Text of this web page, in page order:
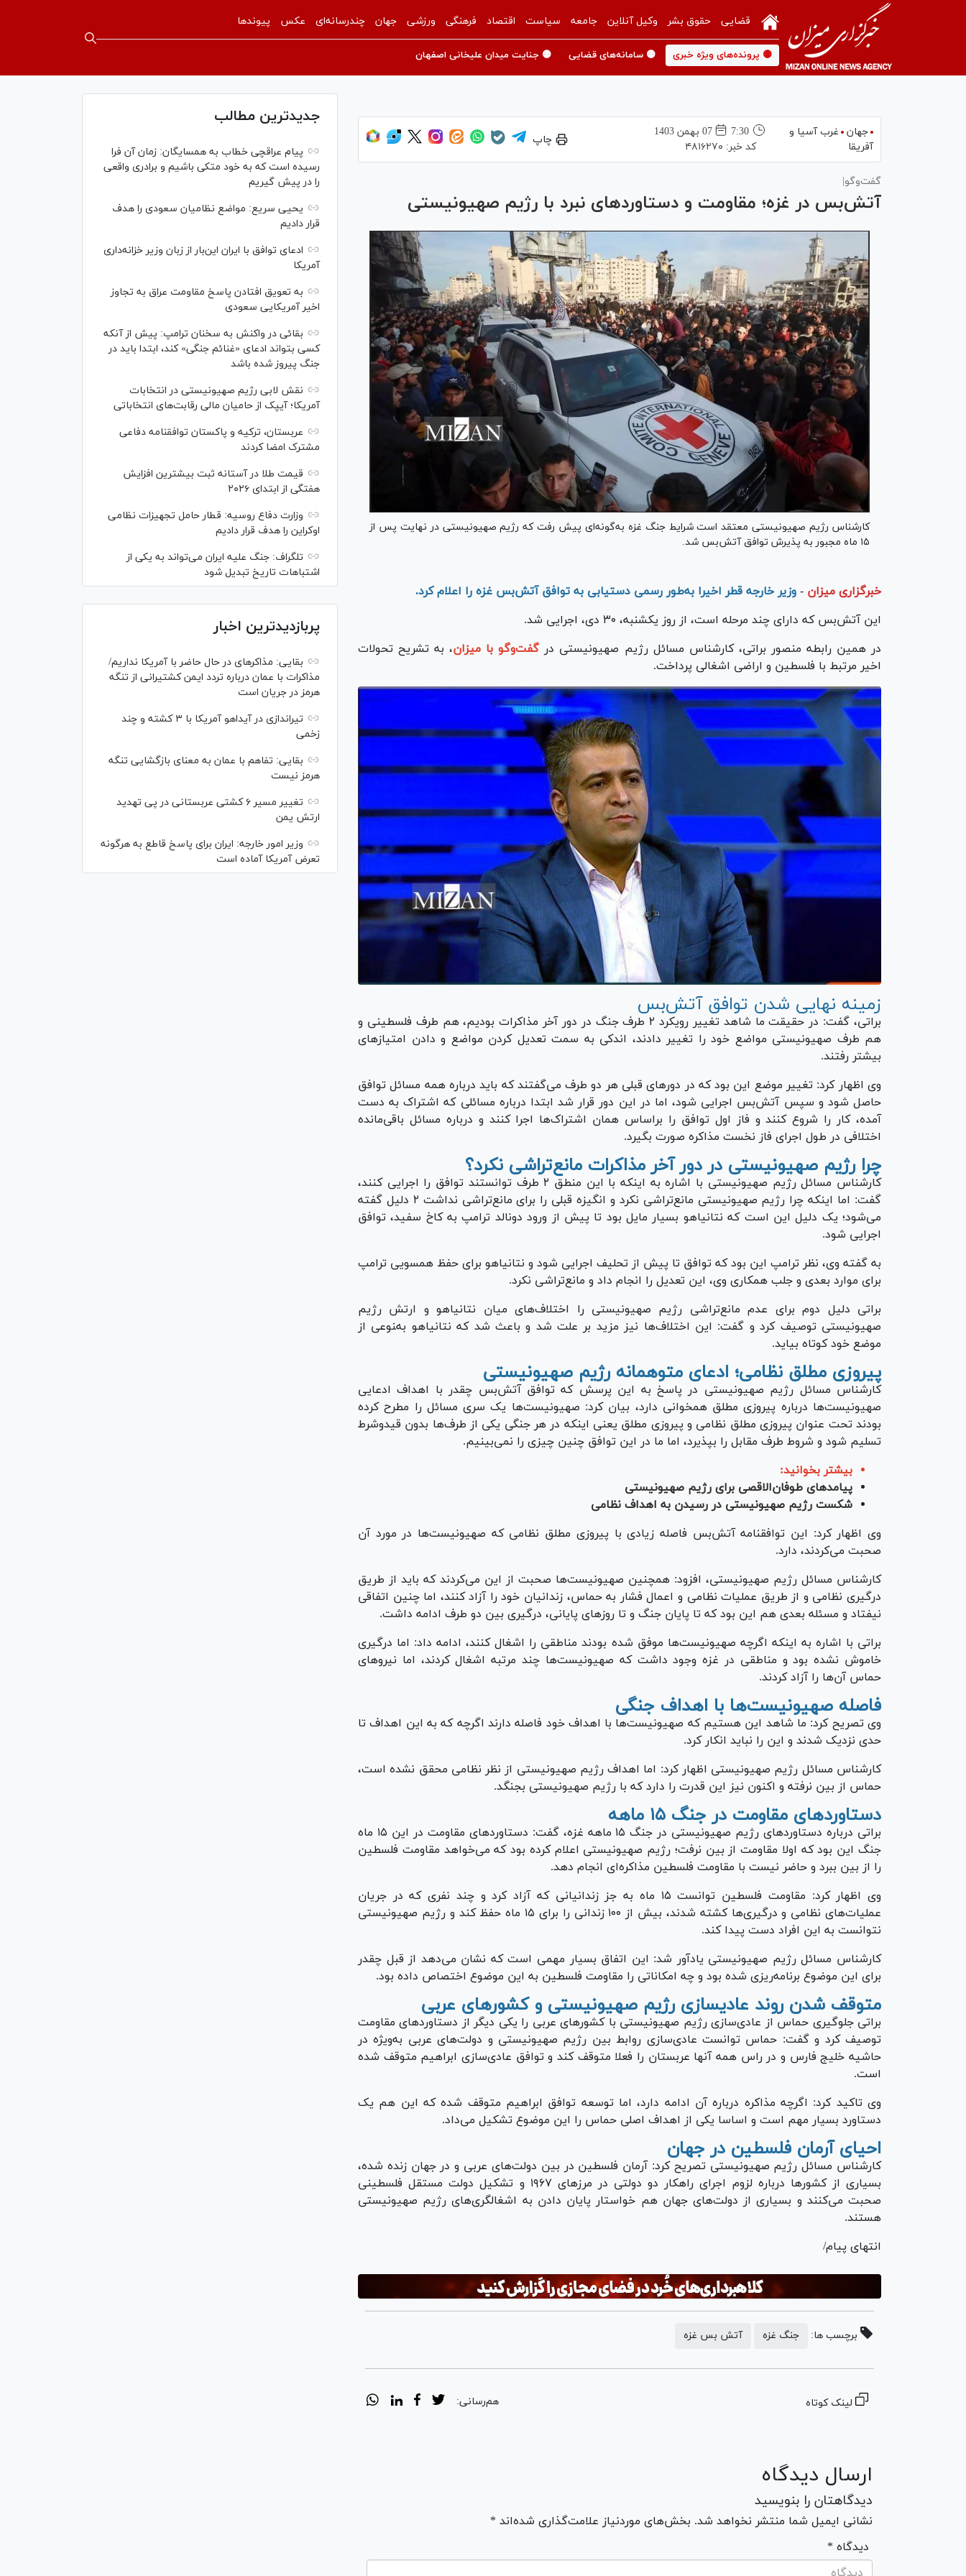
قضایی حقوق بشر وکیل آنلاین جامعه سیاست اقتصاد فرهنگی ورزشی جهان چندرسانه‌ای عکس پیوندها
🟡 پرونده‌های ویژه خبری 🟡 سامانه‌های قضایی 🟡 جنایت میدان علیخانی اصفهان
جهان
غرب آسیا و
آفریقا
7:30
07 بهمن 1403
کد خبر: ۴۸۱۶۲۷۰
چاپ
گفت‌وگو|
آتش‌بس در غزه؛ مقاومت و دستاوردهای نبرد با رژیم صهیونیستی
کارشناس رژیم صهیونیستی معتقد است شرایط جنگ غزه به‌گونه‌ای پیش رفت که رژیم صهیونیستی در نهایت پس از
۱۵ ماه مجبور به پذیرش توافق آتش‌بس شد.
خبرگزاری میزان - وزیر خارجه قطر اخیرا به‌طور رسمی دستیابی به توافق آتش‌بس غزه را اعلام کرد.
این آتش‌بس که دارای چند مرحله است، از روز یکشنبه، ۳۰ دی، اجرایی شد.
در همین رابطه منصور براتی، کارشناس مسائل رژیم صهیونیستی درگفت‌و‌گو با میزان، به تشریح تحولات
اخیر مرتبط با فلسطین و اراضی اشغالی پرداخت.
زمینه نهایی شدن توافق آتش‌بس
براتی، گفت: در حقیقت ما شاهد تغییر رویکرد ۲ طرف جنگ در دور آخر مذاکرات بودیم، هم طرف فلسطینی و
هم طرف صهیونیستی مواضع خود را تغییر دادند، اندکی به سمت تعدیل کردن مواضع و دادن امتیاز‌های
بیشتر رفتند.
وی اظهار کرد: تغییر موضع این بود که در دور‌های قبلی هر دو طرف می‌گفتند که باید درباره همه مسائل توافق
حاصل شود و سپس آتش‌بس اجرایی شود، اما در این دور قرار شد ابتدا درباره مسائلی که اشتراک به دست
آمده، کار را شروع کنند و فاز اول توافق را براساس همان اشتراک‌ها اجرا کنند و درباره مسائل باقی‌مانده
اختلافی در طول اجرای فاز نخست مذاکره صورت بگیرد.
چرا رژیم صهیونیستی در دور آخر مذاکرات مانع‌تراشی نکرد؟
کارشناس مسائل رژیم صهیونیستی با اشاره به اینکه با این منطق ۲ طرف توانستند توافق را اجرایی کنند،
گفت: اما اینکه چرا رژیم صهیونیستی مانع‌تراشی نکرد و انگیزه قبلی را برای مانع‌تراشی نداشت ۲ دلیل گفته
می‌شود؛ یک دلیل این است که نتانیاهو بسیار مایل بود تا پیش از ورود دونالد ترامپ به کاخ سفید، توافق
اجرایی شود.
به گفته وی، نظر ترامپ این بود که توافق تا پیش از تحلیف اجرایی شود و نتانیاهو برای حفظ همسویی ترامپ
برای موارد بعدی و جلب همکاری وی، این تعدیل را انجام داد و مانع‌تراشی نکرد.
براتی دلیل دوم برای عدم مانع‌تراشی رژیم صهیونیستی را اختلاف‌های میان نتانیاهو و ارتش رژیم
صهیونیستی توصیف کرد و گفت: این اختلاف‌ها نیز مزید بر علت شد و باعث شد که نتانیاهو به‌‍نوعی از
موضع خود کوتاه بیاید.
پیروزی مطلق نظامی؛ ادعای متوهمانه رژیم صهیونیستی
کارشناس مسائل رژیم صهیونیستی در پاسخ به این پرسش که توافق آتش‌‎بس چقدر با اهداف ادعایی
صهیونیست‌ها درباره پیروزی مطلق همخوانی دارد، بیان کرد: صهیونیست‌ها یک سری مسائل را مطرح کرده
بودند تحت عنوان پیروزی مطلق نظامی و پیروزی مطلق یعنی اینکه در هر جنگی یکی از طرف‌ها بدون قیدوشرط
تسلیم شود و شروط طرف مقابل را بپذیرد، اما ما در این توافق چنین چیزی را نمی‌بینیم.
بیشتر بخوانید:
پیامدهای طوفان‌الاقصی برای رژیم صهیونیستی
شکست رژیم صهیونیستی در رسیدن به اهداف نظامی
وی اظهار کرد: این توافقنامه آتش‌بس فاصله زیادی با پیروزی مطلق نظامی که صهیونیست‌ها در مورد آن
صحبت می‌کردند، دارد.
کارشناس مسائل رژیم صهیونیستی، افزود: همچنین صهیونیست‌ها صحبت از این می‌کردند که باید از طریق
درگیری نظامی و از طریق عملیات نظامی و اعمال فشار به حماس، زندانیان خود را آزاد کنند، اما چنین اتفاقی
نیفتاد و مسئله بعدی هم این بود که تا پایان جنگ و تا روز‌های پایانی، درگیری بین دو طرف ادامه داشت.
براتی با اشاره به اینکه اگرچه صهیونیست‌ها موفق شده بودند مناطقی را اشغال کنند، ادامه داد: اما درگیری
خاموش نشده بود و مناطقی در غزه وجود داشت که صهیونیست‌ها چند مرتبه اشغال کردند، اما نیرو‌های
حماس آن‌ها را آزاد کردند.
فاصله صهیونیست‌ها با اهداف جنگی
وی تصریح کرد: ما شاهد این هستیم که صهیونیست‌ها با اهداف خود فاصله دارند اگرچه که به این اهداف تا
حدی نزدیک شدند و این را نباید انکار کرد.
کارشناس مسائل رژیم صهیونیستی اظهار کرد: اما اهداف رژیم صهیونیستی از نظر نظامی محقق نشده است،
حماس از بین نرفته و اکنون نیز این قدرت را دارد که با رژیم صهیونیستی بجنگد.
دستاورد‌های مقاومت در جنگ ۱۵ ماهه
براتی درباره دستاورد‌های رژیم صهیونیستی در جنگ ۱۵ ماهه غزه، گفت: دستاورد‌های مقاومت در این ۱۵ ماه
جنگ این بود که اولا مقاومت از بین نرفت؛ رژیم صهیونیستی اعلام کرده بود که می‌خواهد مقاومت فلسطین
را از بین ببرد و حاضر نیست با مقاومت فلسطین مذاکره‌ای انجام دهد.
وی اظهار کرد: مقاومت فلسطین توانست ۱۵ ماه به جز زندانیانی که آزاد کرد و چند نفری که در جریان
عملیات‌های نظامی و درگیری‌ها کشته شدند، بیش از ۱۰۰ زندانی را برای ۱۵ ماه حفظ کند و رژیم صهیونیستی
نتوانست به این افراد دست پیدا کند.
کارشناس مسائل رژیم صهیونیستی یادآور شد: این اتفاق بسیار مهمی است که نشان می‌دهد از قبل چقدر
برای این موضوع برنامه‌ریزی شده بود و چه امکاناتی را مقاومت فلسطین به این موضوع اختصاص داده بود.
متوقف شدن روند عادی‎سازی رژیم صهیونیستی و کشور‌های عربی
براتی جلوگیری حماس از عادی‌سازی رژیم صهیونیستی با کشور‌های عربی را یکی دیگر از دستاورد‌های مقاومت
توصیف کرد و گفت: حماس توانست عادی‌سازی روابط بین رژیم صهیونیستی و دولت‌های عربی به‌ویژه در
حاشیه خلیج فارس و در راس همه آنها عربستان را فعلا متوقف کند و توافق عادی‌سازی ابراهیم متوقف شده
است.
وی تاکید کرد: اگرچه مذاکره درباره آن ادامه دارد، اما توسعه توافق ابراهیم متوقف شده که این هم یک
دستاورد بسیار مهم است و اساسا یکی از اهداف اصلی حماس را این موضوع تشکیل می‌داد.
احیای آرمان فلسطین در جهان
کارشناس مسائل رژیم صهیونیستی تصریح کرد: آرمان فلسطین در بین دولت‌های عربی و در جهان زنده شده،
بسیاری از کشور‌ها درباره لزوم اجرای راهکار دو دولتی در مرز‌های ۱۹۶۷ و تشکیل دولت مستقل فلسطینی
صحبت می‌کنند و بسیاری از دولت‌های جهان هم خواستار پایان دادن به اشغالگری‌های رژیم صهیونیستی
هستند.
انتهای پیام/
برچسب ها: جنگ غزه آتش بس غزه
لینک کوتاه هم‌رسانی:
ارسال دیدگاه
دیدگاهتان را بنویسید
نشانی ایمیل شما منتشر نخواهد شد. بخش‌های موردنیاز علامت‌گذاری شده‌اند *
* دیدگاه
جدیدترین مطالب
پیام عراقچی خطاب به همسایگان: زمان آن فرا
رسیده است که به خود متکی باشیم و برادری واقعی
را در پیش گیریم
یحیی سریع: مواضع نظامیان سعودی را هدف
قرار دادیم
ادعای توافق با ایران این‌بار از زبان وزیر خزانه‌داری
آمریکا
به تعویق افتادن پاسخ مقاومت عراق به تجاوز
اخیر آمریکایی سعودی
بقائی در واکنش به سخنان ترامپ: پیش از آنکه
کسی بتواند ادعای «غنائم جنگی» کند، ابتدا باید در
جنگ پیروز شده باشد
نقش لابی رژیم صهیونیستی در انتخابات
آمریکا؛ آیپک از حامیان مالی رقابت‌های انتخاباتی
عربستان، ترکیه و پاکستان توافقنامه دفاعی
مشترک امضا کردند
قیمت طلا در آستانه ثبت بیشترین افزایش
هفتگی از ابتدای ۲۰۲۶
وزارت دفاع روسیه: قطار حامل تجهیزات نظامی
اوکراین را هدف قرار دادیم
تلگراف: جنگ علیه ایران می‌تواند به یکی از
اشتباهات تاریخ تبدیل شود
پربازدیدترین اخبار
بقایی: مذاکره‎ای در حال حاضر با آمریکا نداریم/
مذاکرات با عمان درباره تردد ایمن کشتیرانی از تنگه
هرمز در جریان است
تیراندازی در آیداهو آمریکا با ۳ کشته و چند
زخمی
بقایی: تفاهم با عمان به معنای بازگشایی تنگه
هرمز نیست
تغییر مسیر ۶ کشتی عربستانی در پی تهدید
ارتش یمن
وزیر امور خارجه: ایران برای پاسخ قاطع به هرگونه
تعرض آمریکا آماده است